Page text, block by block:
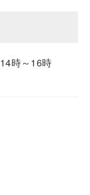
14時～16時